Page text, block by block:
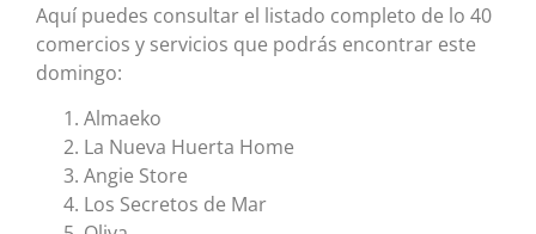
Aquí puedes consultar el listado completo de lo 40
comercios y servicios que podrás encontrar este
domingo:
Almaeko
La Nueva Huerta Home
Angie Store
Los Secretos de Mar